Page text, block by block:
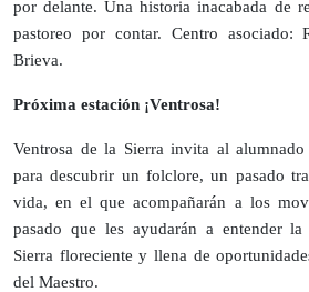
por delante. Una historia inacabada de
pastoreo por contar. Centro asociado:
Brieva.
Próxima estación ¡Ventrosa!
Ventrosa de la Sierra invita al
para descubrir un folclore, un pasado
vida, en el que acompañarán a los
pasado que les ayudarán a entender
Sierra floreciente y llena de
del Maestro.